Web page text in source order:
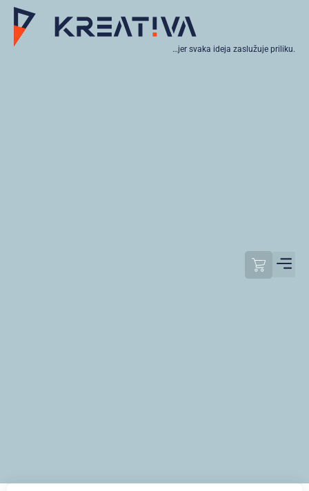
…jer svaka ideja zaslužuje priliku.